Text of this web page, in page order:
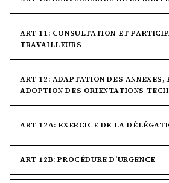
ART 11: CONSULTATION ET
TRAVAILLEURS
ART 12: ADAPTATION DES ANNEXES,
ADOPTION DES ORIENTATIONS
ART 12A: EXERCICE DE LA
ART 12B: PROCÉDURE D’URGENCE